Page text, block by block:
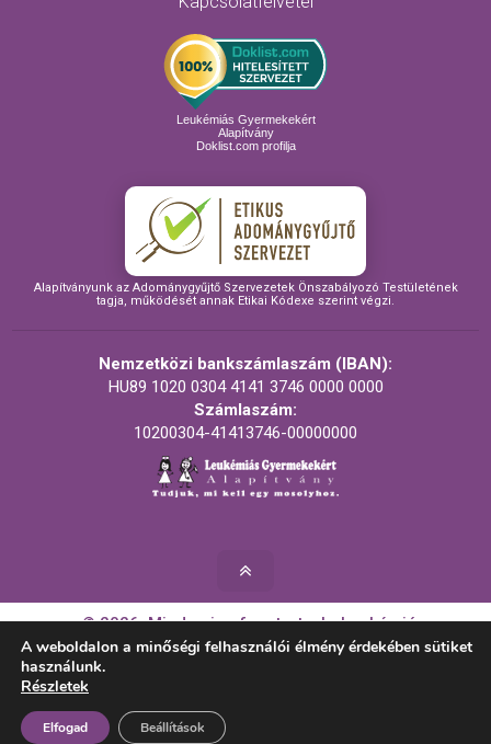
Leukémiás Gyermekekért
Alapítvány
Doklist.com profilja
Alapítványunk az Adománygyűjtő Szervezetek Önszabályozó Testületének
tagja, működését annak Etikai Kódexe szerint végzi.
Nemzetközi bankszámlaszám (IBAN):
HU89 1020 0304 4141 3746 0000 0000
Számlaszám:
10200304-41413746-00000000
© 2026. Minden jog fenntartva! - Leukémiás
Gyermekekért Alapítvány
A weboldalon a minőségi felhasználói élmény érdekében sütiket
használunk.
Részletek
Elfogad Beállítások